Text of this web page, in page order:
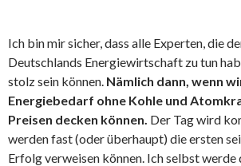
Ich bin mir sicher, dass alle Experten, die
Deutschlands Energiewirtschaft zu tun
stolz sein können. Nämlich dann, wenn
Energiebedarf ohne Kohle und
Preisen decken können. Der Tag wird
werden fast (oder überhaupt) die ersten
Erfolg verweisen können. Ich selbst werde